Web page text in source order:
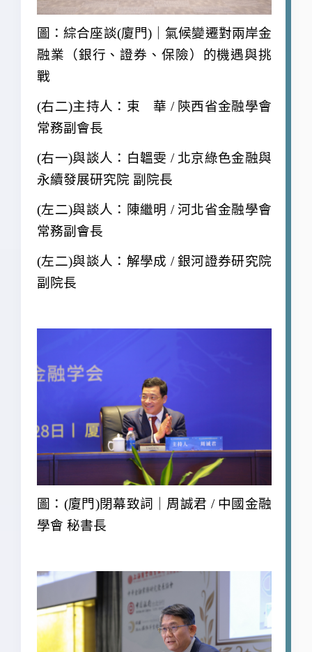
圖：綜合座談(廈門)｜氣候變遷對兩岸金
融業（銀行、證券、保險）的機遇與挑
戰
(右二)主持人：束 華 / 陝西省金融學會
常務副會長
(右一)與談人：白韞雯 / 北京綠色金融與
永續發展研究院 副院長
(左二)與談人：陳繼明 / 河北省金融學會
常務副會長
(左二)與談人：解學成 / 銀河證券研究院
副院長
圖：(廈門)閉幕致詞｜周誠君 / 中國金融
學會 秘書長